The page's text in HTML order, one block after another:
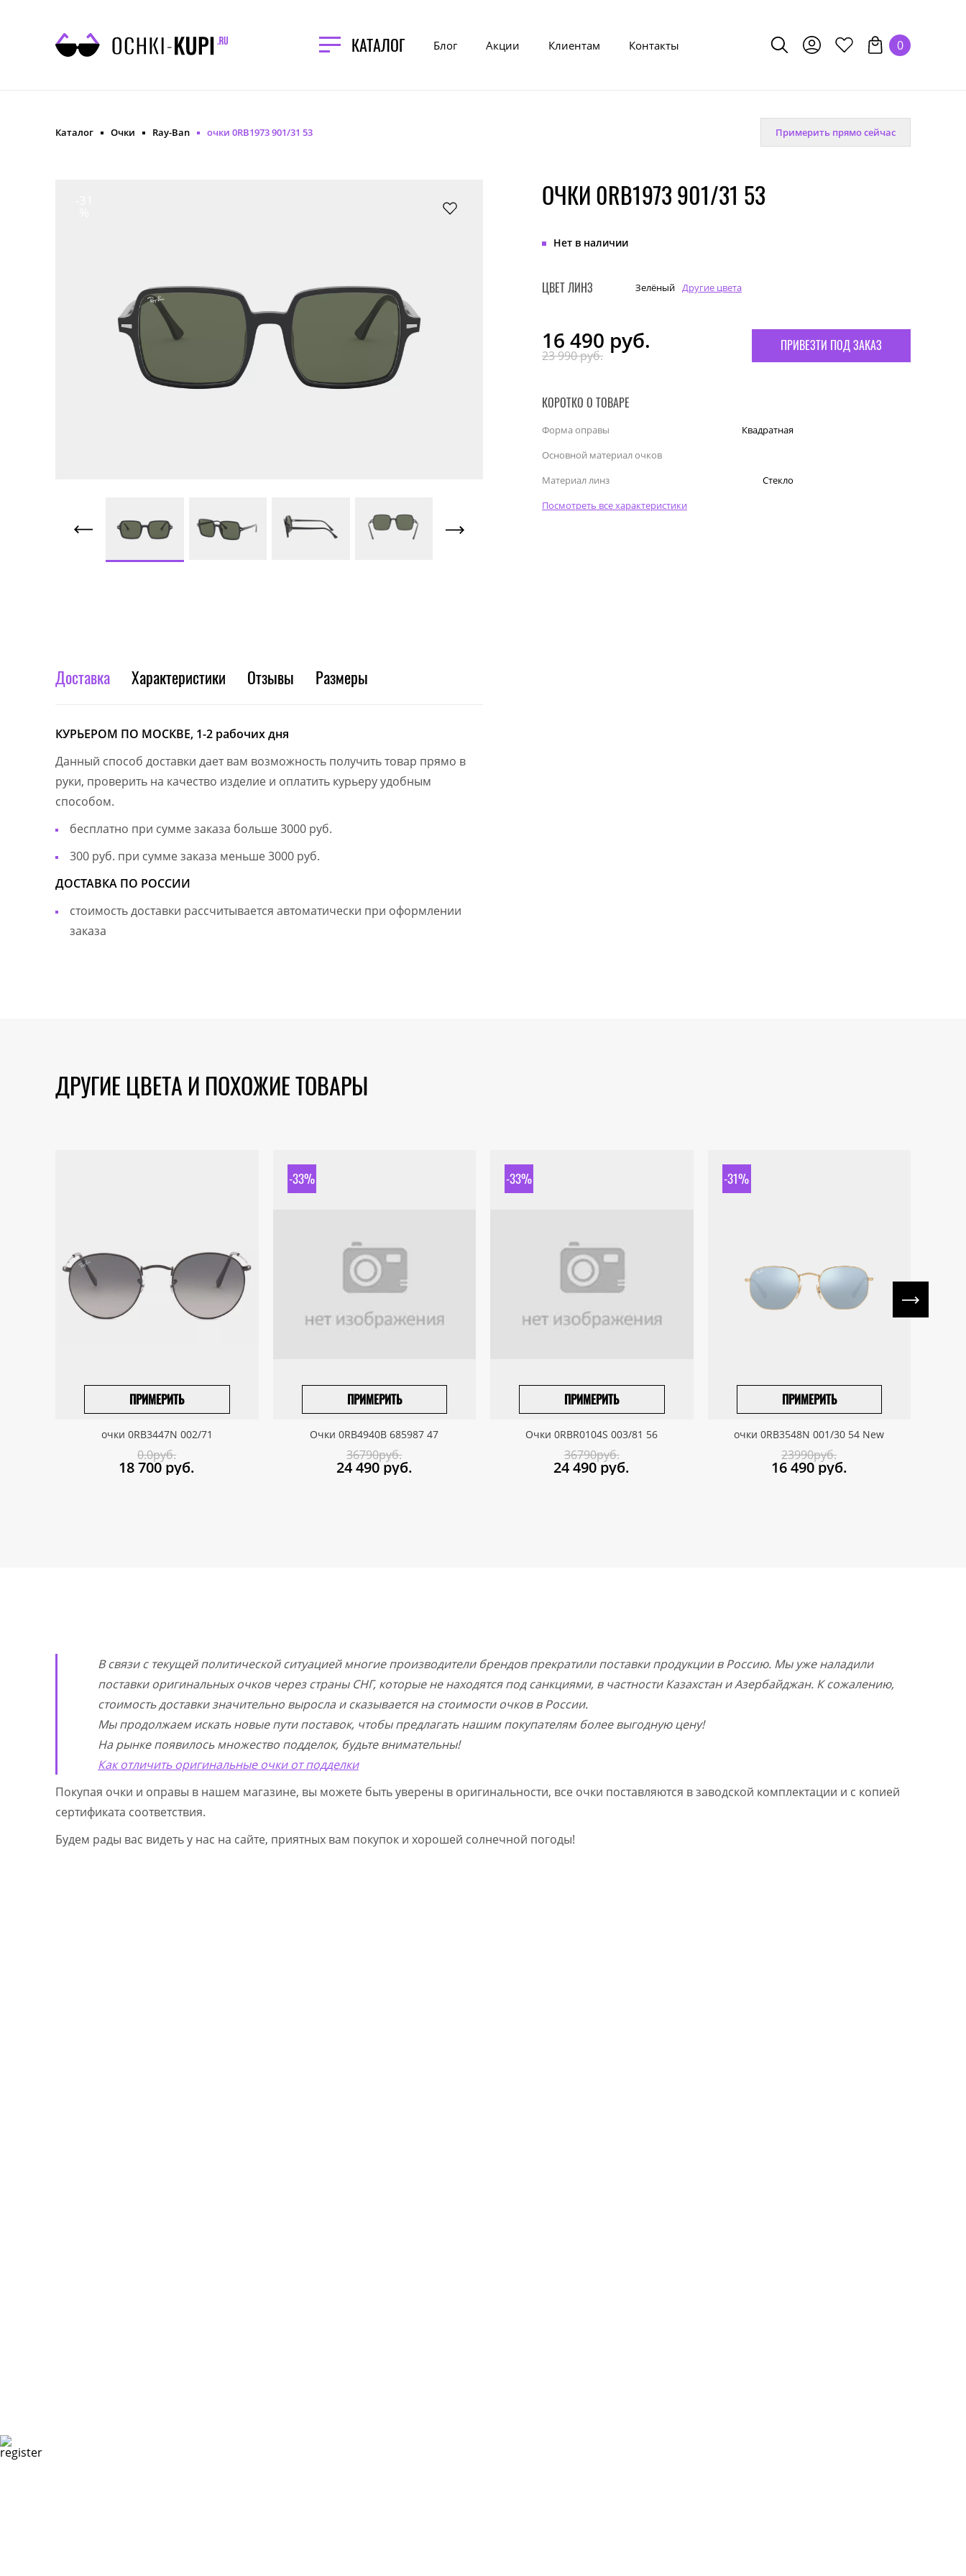
КАТАЛОГ Блог Акции Клиентам Контакты 0
Каталог Очки Ray-Ban очки 0RB1973 901/31 53 Примерить прямо сейчас
ОЧКИ 0RB1973 901/31 53
Нет в наличии
ЦВЕТ ЛИНЗ Зелёный Другие цвета
16 490 руб.
23 990 руб.
ПРИВЕЗТИ ПОД ЗАКАЗ
КОРОТКО О ТОВАРЕ
Форма оправы
Квадратная
Основной материал очков
Материал линз
Стекло
Посмотреть все характеристики
Доставка Характеристики Отзывы Размеры
КУРЬЕРОМ ПО МОСКВЕ, 1-2 рабочих дня
Данный способ доставки дает вам возможность получить товар прямо в
руки, проверить на качество изделие и оплатить курьеру удобным
способом.
бесплатно при сумме заказа больше 3000 руб.
300 руб. при сумме заказа меньше 3000 руб.
ДОСТАВКА ПО РОССИИ
стоимость доставки рассчитывается автоматически при оформлении
заказа
ДРУГИЕ ЦВЕТА И ПОХОЖИЕ ТОВАРЫ
ПРИМЕРИТЬ
ВЫБРАТЬ РАЗМЕР
очки 0RB3447N 002/71
0.0руб.
18 700 руб.
-33%
ПРИМЕРИТЬ
ПРИВЕЗТИ ПОД ЗАКАЗ
Очки 0RB4940B 685987 47
36790руб.
24 490 руб.
-33%
ПРИМЕРИТЬ
ПРИВЕЗТИ ПОД ЗАКАЗ
Очки 0RBR0104S 003/81 56
36790руб.
24 490 руб.
-31%
ПРИМЕРИТЬ
ПРИВЕЗТИ ПОД ЗАКАЗ
очки 0RB3548N 001/30 54 New
23990руб.
16 490 руб.
В связи с текущей политической ситуацией многие производители брендов прекратили поставки продукции в Россию. Мы уже наладили
поставки оригинальных очков через страны СНГ, которые не находятся под санкциями, в частности Казахстан и Азербайджан. К сожалению,
стоимость доставки значительно выросла и сказывается на стоимости очков в России.
Мы продолжаем искать новые пути поставок, чтобы предлагать нашим покупателям более выгодную цену!
На рынке появилось множество подделок, будьте внимательны!
Как отличить оригинальные очки от подделки
Покупая очки и оправы в нашем магазине, вы можете быть уверены в оригинальности, все очки поставляются в заводской комплектации и с копией
сертификата соответствия.
Будем рады вас видеть у нас на сайте, приятных вам покупок и хорошей солнечной погоды!